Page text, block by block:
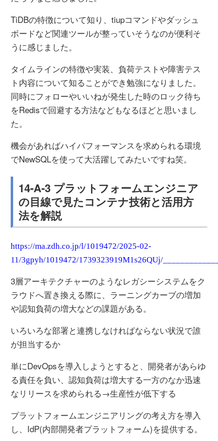
TiDBの特徴について知り、tiupコマンドやダッシュ
ボードなど関連ツールが整っていそうなのが便利そ
うに感じました。
タイムラインの特徴や実装、負荷テストや障害テス
ト内容について知ることができ勉強になりました。
同時にフォローやいいねが発生した時のロック待ち
をRedisで回避する方法などもなるほどと思いまし
た。
機会があればハイパフォーマンスを求められる環境
でNewSQLを使って大活躍してみたいですね笑。
14-A-3 プラットフォームエンジニア
の目線で見たコンテナ技術と活用方
法を解説
https://ma.zdh.co.jp/l/1019472/2025-02-
11/3gpyh/1019472/1739323919M1s26QUj/
3層アーキテクチャーのようなレガシーシステムをク
ラウドへ置き換える際に、ラーニングカーブの増加
や認知負荷の増大などの課題がある。
いろいろな部署と連携しなければならない状況で誰
が担当するか
単にDevOpsを導入しようとすると、開発者があらゆ
る責任を負い、認知負荷は増大する一方のなか迅速
なリリースを求められる→生産性が低下する
プラットフォームエンジニアリングの考え方を導入
し、IdP(内部開発者プラットフォーム)を提供する。